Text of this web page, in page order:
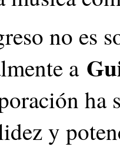
no es
a
ha
y